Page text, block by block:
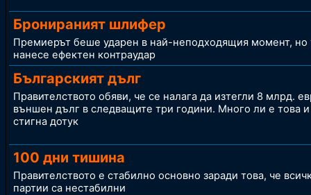
Бронираният шлифер
Премиерът беше ударен в най-неподходящия момент, но
нанесе ефектен контраудар
Българският дълг
Правителството обяви, че се налага да изтегли 8 млрд.
външен дълг в следващите три години. Много ли е това и
стигна дотук
100 дни тишина
Правителството е стабилно основно заради това, че
партии са нестабилни